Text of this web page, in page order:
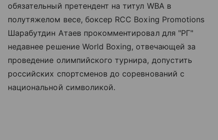
обязательный претендент на титул WBA в
полутяжелом весе, боксер RCC Boxing Promotions
Шарабутдин Атаев прокомментировал для "РГ"
недавнее решение World Boxing, отвечающей за
проведение олимпийского турнира, допустить
российских спортсменов до соревнований с
национальной символикой.